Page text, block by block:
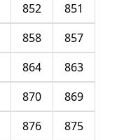
851
852
857
858
863
864
869
870
875
876